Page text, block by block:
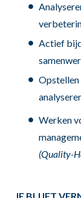
Actief
Opstellen
Werken
(Quality-